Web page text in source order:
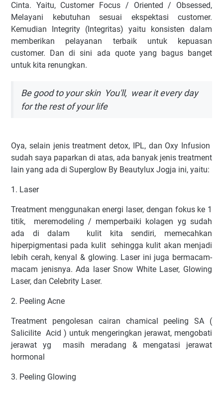
Cinta. Yaitu, Customer Focus / Oriented / Obsessed,
Melayani kebutuhan sesuai ekspektasi customer.
Kemudian Integrity (Integritas) yaitu konsisten dalam
memberikan pelayanan terbaik untuk kepuasan
customer. Dan di sini ada quote yang bagus banget
untuk kita renungkan.
Be good to your skin You'll, wear it every day
for the rest of your life
Oya, selain jenis treatment detox, IPL, dan Oxy Infusion
sudah saya paparkan di atas, ada banyak jenis treatment
lain yang ada di Superglow By Beautylux Jogja ini, yaitu:
1. Laser
Treatment menggunakan energi laser, dengan fokus ke 1
titik,
meremodeling / memperbaiki kolagen yg sudah
ada di dalam
kulit kita sendiri, memecahkan
hiperpigmentasi pada kulit sehingga kulit akan menjadi
lebih cerah, kenyal & glowing. Laser ini juga bermacam-
macam jenisnya. Ada laser Snow White Laser, Glowing
Laser, dan Celebrity Laser.
2. Peeling Acne
Treatment pengolesan cairan chamical peeling SA (
Salicilite Acid ) untuk mengeringkan jerawat, mengobati
jerawat yg
masih meradang & mengatasi jerawat
hormonal
3. Peeling Glowing